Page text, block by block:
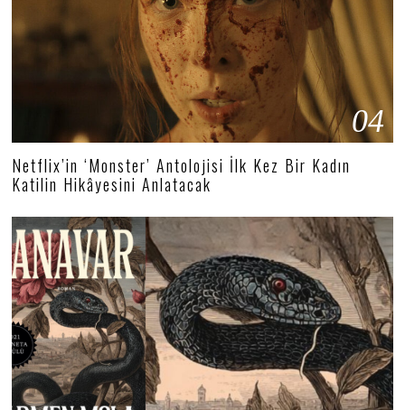
04
Netflix’in ‘Monster’ Antolojisi İlk Kez Bir Kadın
Katilin Hikâyesini Anlatacak